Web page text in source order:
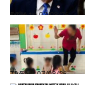
Điểm tin
07/08/26, 14:56
Thời sự
07/08/26, 12:51